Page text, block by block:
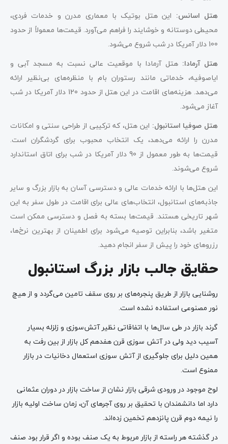
هتل اسانس: این هتل بوتیک با معماری مدرن و خدمات فردی،
محیطی دوستانه و خوشایند را فراهم می‌آورد. قیمت‌ها معمولاً از حدود
100 دلار آمریکا در شب شروع می‌شود.
هتل آرمادا: هتل آرمادا با موقعیت عالی نسبت به مسجد آبی و
ایاصوفیه، خدماتی مانند رستوران بام با منظره‌های بی‌نظیر ارائه
می‌دهد. هزینه‌های اقامت در این هتل از حدود 120 دلار آمریکا در شب
آغاز می‌شود.
هتل صوفیا استانبول: این هتل، که ترکیبی از طراحی سنتی و امکانات
مدرن را ارائه می‌دهد، یک انتخاب محبوب برای گردشگران است.
قیمت‌ها به طور معمول از 90 دلار آمریکا در شب برای اتاق استاندارد
شروع می‌شوند.
این هتل‌ها با ارائه خدمات عالی و دسترسی آسان به بازار بزرگ و سایر
جاذبه‌های استانبول، انتخاب‌های عالی برای اقامت در طول سفر به این
شهر تاریخی هستند. قیمت‌ها بسته به فصل و دسترسی ممکن است
متغیر باشد، بنابراین توصیه می‌شود برای اطمینان از بهترین نرخ‌ها،
رزروهای خود را پیش از سفر انجام دهید.
حقایق جالب بازار بزرگ استانبول
روشنایی بازار از طریق پنجره‌های بر روی سقف تامین می‌گردد و از هیچ
نور مصنوعی استفاده نشده است.
گرند بازار در طی سال‌ها با اتفاقاتی نظیر آتش‌سوزی و زلزله بسیار
آسیب دید ولی در آتش سوزی قرن هفدهم کل بازار از بین رفت به
همین دلیل برای جلوگیری از آتش سوزی استعمال دخانیات در بازار
ممنوع است.
لوح موجود در ورودی شرقی بازار نشان از ساخت بازار در دوران عثمانی
دارد اما دانشمندان با تحقیق بر روی آجرهای آن، زمان ساخت اولیه بازار
را نیمه دوم قرن پانزدهم تخمین زده‌اند.
در گذشته هر راسته از بازار مربوط به یک صنف بوده و اگر قرار بود صنف